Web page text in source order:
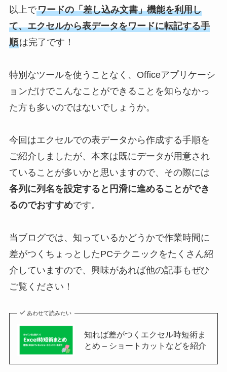
以上でワードの「差し込み文書」機能を利用し
て、エクセルから表データをワードに転記する手
順は完了です！
特別なツールを使うことなく、Officeアプリケーシ
ョンだけでこんなことができることを知らなかっ
た方も多いのではないでしょうか。
今回はエクセルでの表データから作成する手順を
ご紹介しましたが、本来は既にデータが用意され
ていることが多いかと思いますので、その際には
各列に列名を設定すると円滑に進めることができ
るのでおすすめです。
当ブログでは、知っているかどうかで作業時間に
差がつくちょっとしたPCテクニックをたくさん紹
介していますので、興味があれば他の記事もぜひ
ご覧ください！
あわせて読みたい
知れば差がつくエクセル時短術ま
とめ – ショートカットなどを紹介